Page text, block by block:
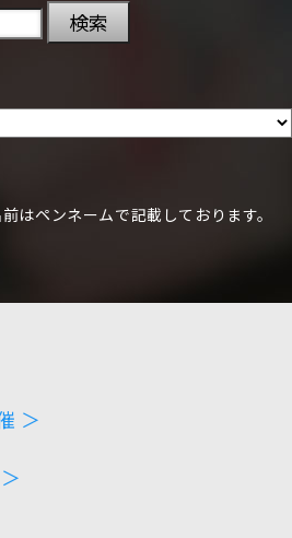
検索
はペンネームで記載しております。
＞